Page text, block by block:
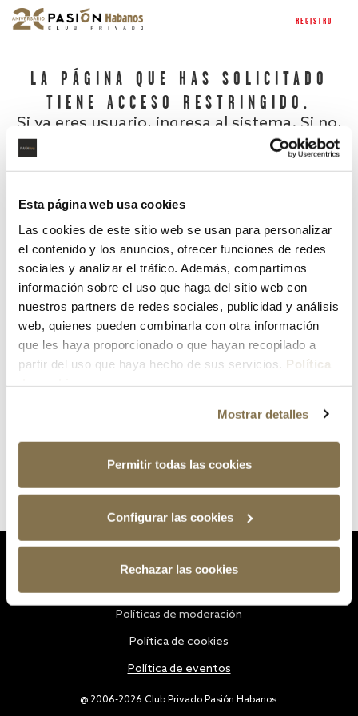
Esta página web usa cookies
Las cookies de este sitio web se usan para personalizar
el contenido y los anuncios, ofrecer funciones de redes
sociales y analizar el tráfico. Además, compartimos
información sobre el uso que haga del sitio web con
nuestros partners de redes sociales, publicidad y análisis
web, quienes pueden combinarla con otra información
que les haya proporcionado o que hayan recopilado a
partir del uso que haya hecho de sus servicios. Política
Mostrar detalles
Permitir todas las cookies
Configurar las cookies
Rechazar las cookies
REGISTRO
LA PÁGINA QUE HAS SOLICITADO
TIENE ACCESO RESTRINGIDO.
Si ya eres usuario, ingresa al sistema. Si no,
¿Has olvidado tu contraseña?
@ 2006-2026 Club Privado Pasión Habanos.
Políticas de moderación
Política de cookies
Política de eventos